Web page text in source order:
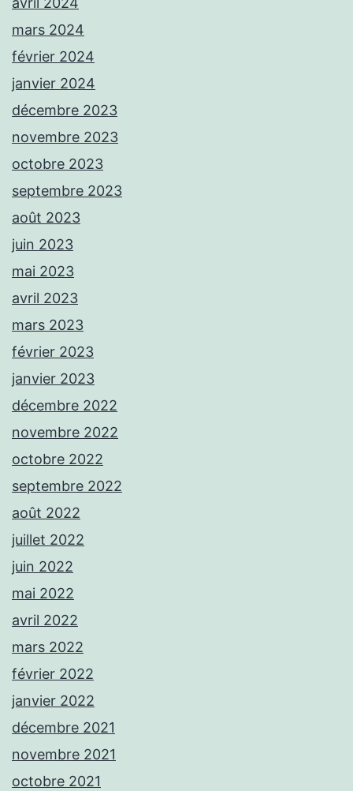
mars 2024
février 2024
janvier 2024
décembre 2023
novembre 2023
octobre 2023
septembre 2023
août 2023
juin 2023
mai 2023
avril 2023
mars 2023
février 2023
janvier 2023
décembre 2022
novembre 2022
octobre 2022
septembre 2022
août 2022
juillet 2022
juin 2022
mai 2022
avril 2022
mars 2022
février 2022
janvier 2022
décembre 2021
novembre 2021
octobre 2021